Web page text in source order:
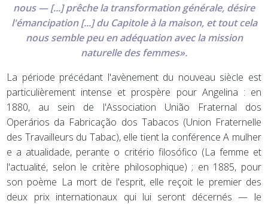
nous — [...] prêche la transformation générale, désire
l'émancipation [...] du Capitole à la maison, et tout cela
nous semble peu en adéquation avec la mission
naturelle des femmes».
La période précédant l'avènement du nouveau siècle est
particulièrement intense et prospère pour Angelina : en
1880, au sein de l'Association União Fraternal dos
Operários da Fabricação dos Tabacos (Union Fraternelle
des Travailleurs du Tabac), elle tient la conférence A mulher
e a atualidade, perante o critério filosófico (La femme et
l'actualité, selon le critère philosophique) ; en 1885, pour
son poème La mort de l'esprit, elle reçoit le premier des
deux prix internationaux qui lui seront décernés — le